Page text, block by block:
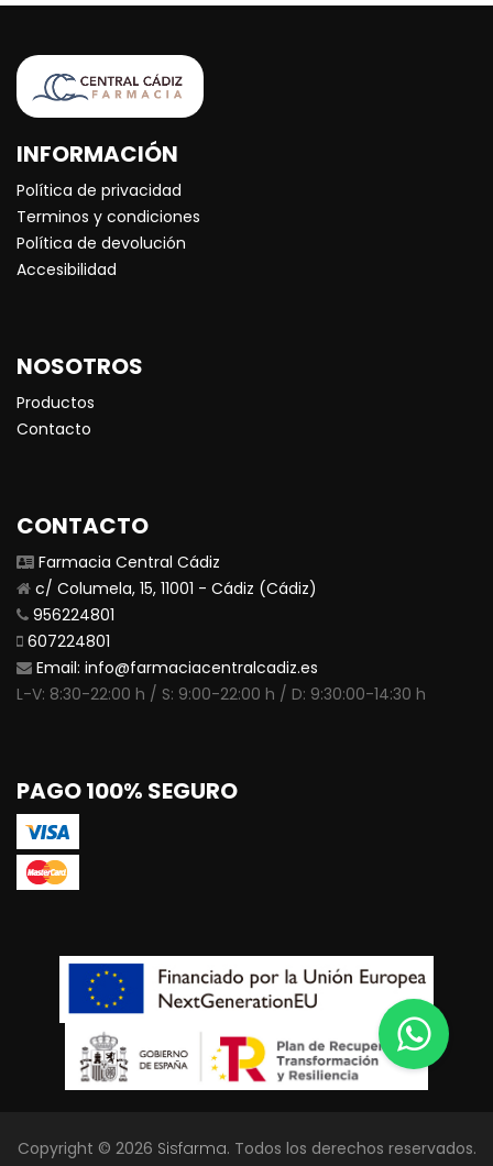
INFORMACIÓN
Política de privacidad
Terminos y condiciones
Política de devolución
Accesibilidad
NOSOTROS
Productos
Contacto
CONTACTO
Farmacia Central Cádiz
c/ Columela, 15, 11001 - Cádiz (Cádiz)
956224801
607224801
Email: info@farmaciacentralcadiz.es
L-V: 8:30-22:00 h / S: 9:00-22:00 h / D: 9:30:00-14:30 h
PAGO 100% SEGURO
Copyright © 2026 Sisfarma. Todos los derechos reservados.